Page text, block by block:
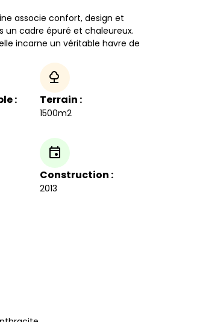
associe confort, design et
un cadre épuré et chaleureux.
incarne un véritable havre de
: Terrain :
1500m2
Construction :
2013